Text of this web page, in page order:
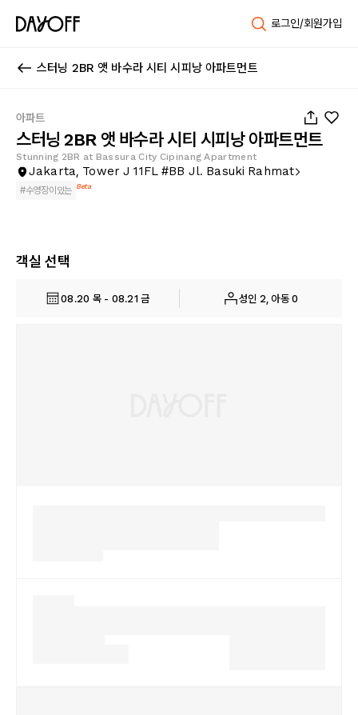
로그인/회원가입
스터닝 2BR 앳 바수라 시티 시피낭 아파트먼트
아파트
스터닝 2BR 앳 바수라 시티 시피낭 아파트먼트
Stunning 2BR at Bassura City Cipinang Apartment
Jakarta, Tower J 11FL #BB Jl. Basuki Rahmat
#수영장이있는 Beta
객실 선택
08.20 목 - 08.21 금 성인 2, 아동 0